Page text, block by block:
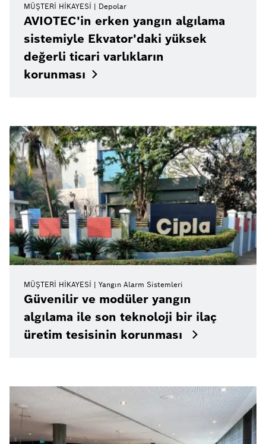
MÜŞTERI HIKAYESI Depolar
AVIOTEC'in erken yangın algılama
sistemiyle Ekvator'daki yüksek
değerli ticari varlıkların
korunması
MÜŞTERI HIKAYESI Yangın Alarm Sistemleri
Güvenilir ve modüler yangın
algılama ile son teknoloji bir ilaç
üretim tesisinin korunması